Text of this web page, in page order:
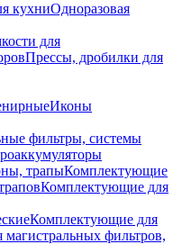
кухниОдноразовая
для
Прессы, дробилки для
Иконы
фильтры, системы
трапыКомплектующие
Комплектующие для
Комплектующие для
магистральных фильтров,